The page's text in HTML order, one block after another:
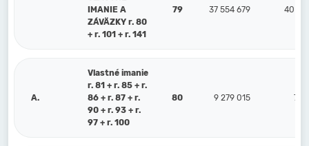
IMANIE A
ZÁVÄZKY r. 80
+ r. 101 + r. 141
79 37 554 679 40
A.
Vlastné imanie
r. 81 + r. 85 + r.
86 + r. 87 + r.
90 + r. 93 + r.
97 + r. 100
80 9 279 015 7